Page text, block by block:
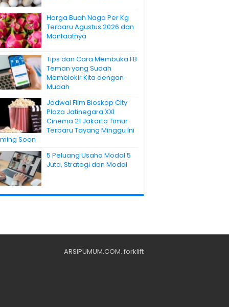
Harga Buah Naga Per Kg
Terbaru Agustus 2026 dan
Manfaatnya
Tips dan Cara Membuka FB
Teman yang Sudah
Memblokir Kita dengan
Mudah
Jadwal Film Bioskop City
Plaza Jatinegara XXI
Cinema 21 Jakarta Timur
Terbaru Tayang Minggu Ini
Soon
5 Peluang Usaha Modal 5
Juta, Strategi dan Modal
ARSIPUMUM.COM. forklift